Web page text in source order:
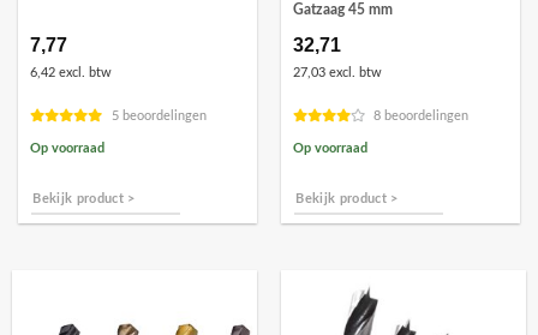
7,77
6,42 excl. btw
5 beoordelingen
Op voorraad
Bekijk product >
Gatzaag 45 mm
32,71
27,03 excl. btw
8 beoordelingen
Op voorraad
Bekijk product >